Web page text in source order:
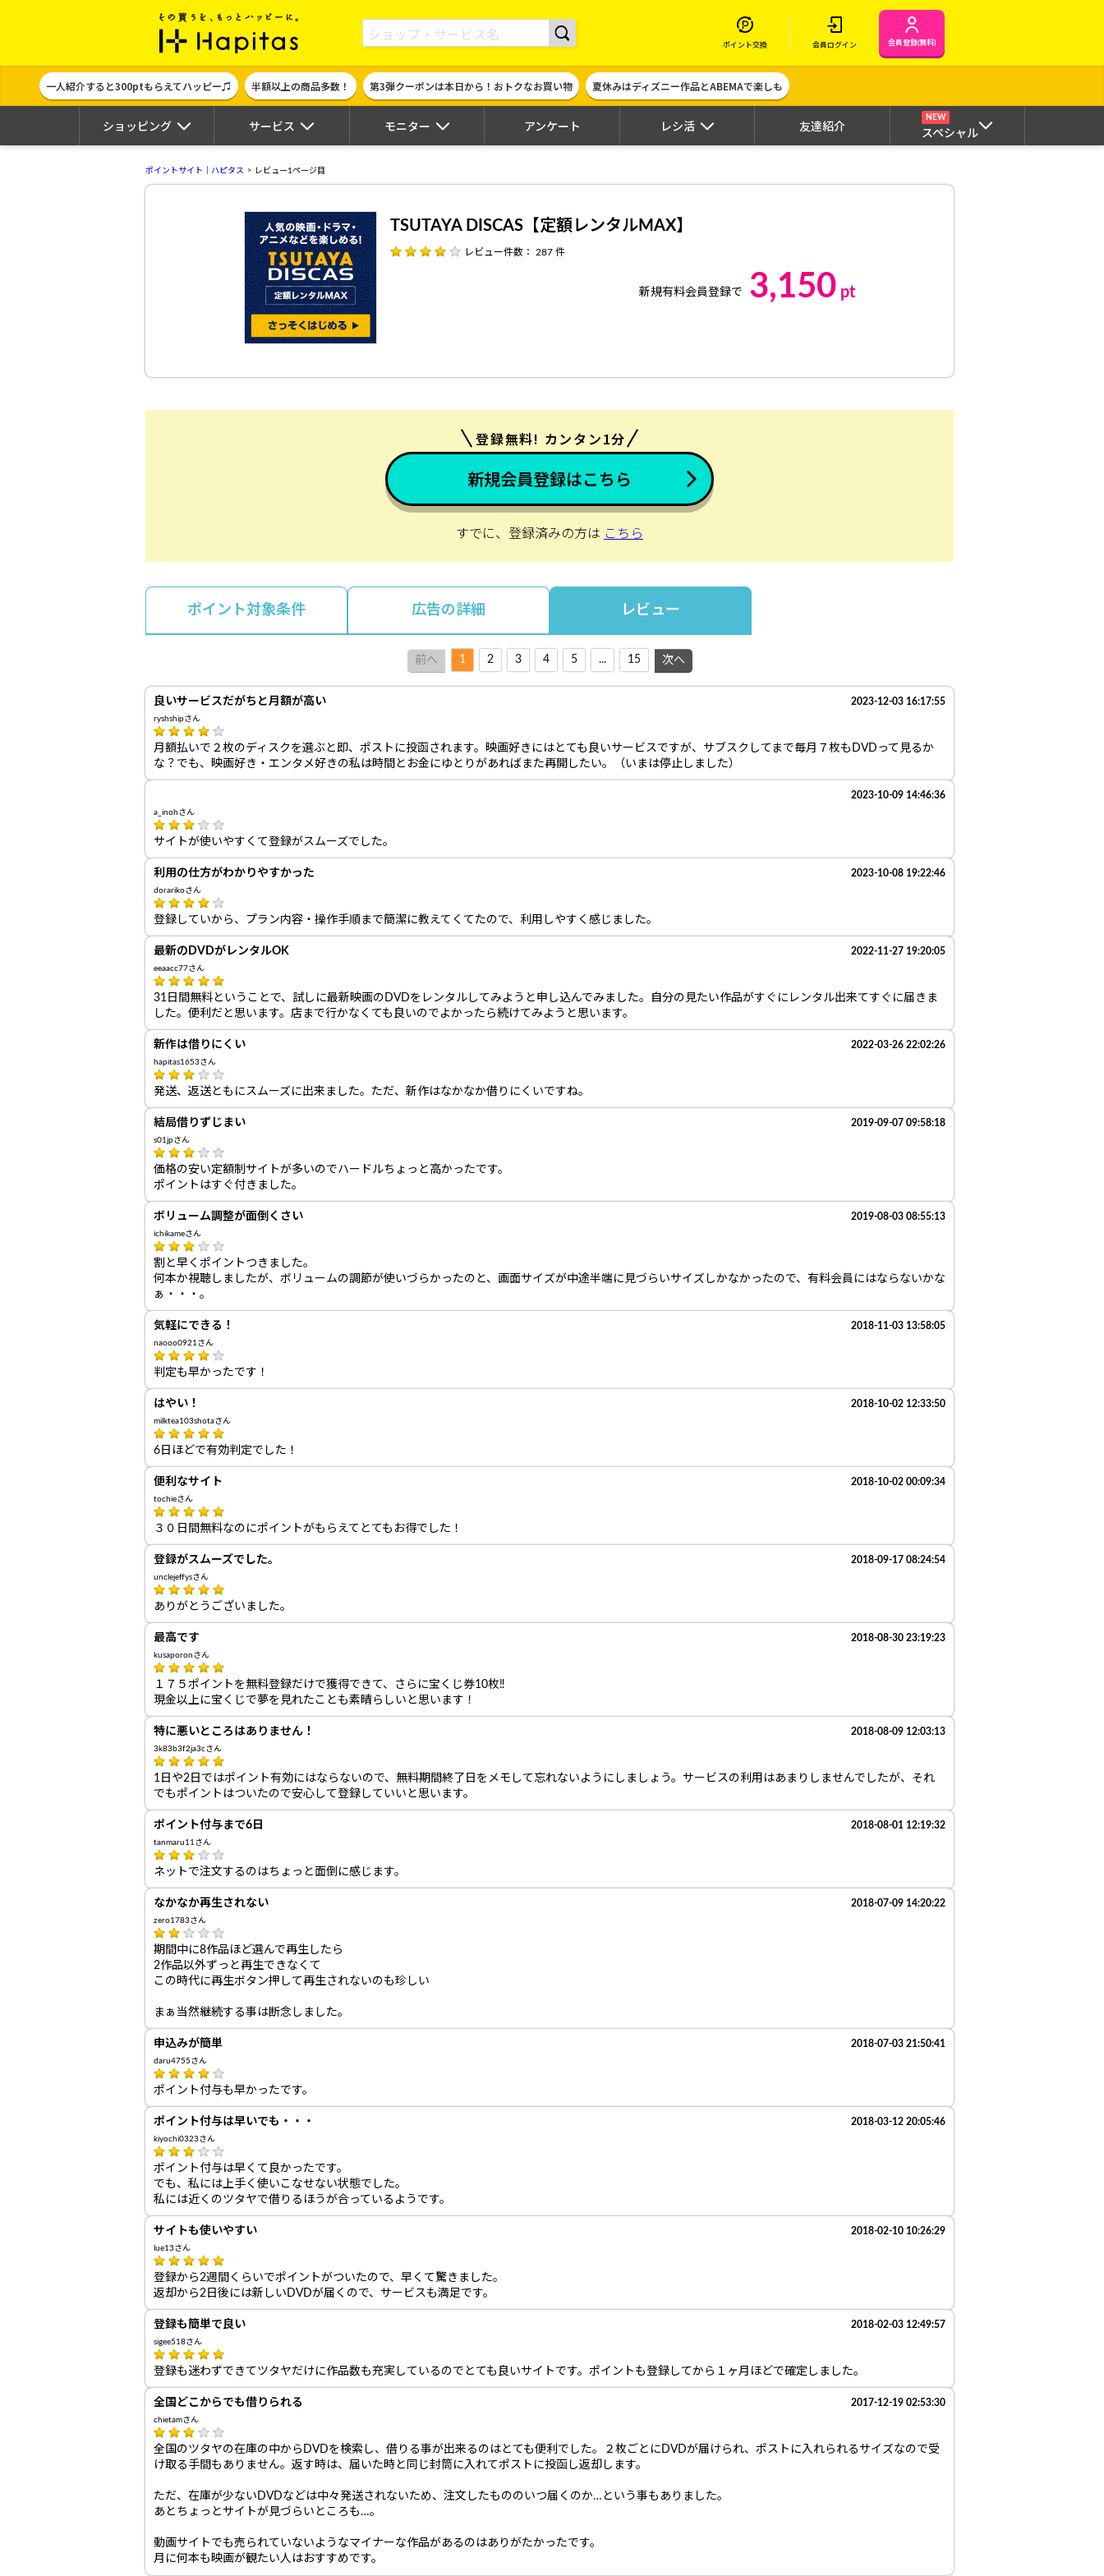
ポイント貯めて現金やギフト券に交換できるポイントサイト | ハピタス
ポイント交換 会員ログイン 会員登録(無料)
一人紹介すると300ptもらえてハッピー♫ 半額以上の商品多数！ 第3弾クーポンは本日から！おトクなお買い物 夏休みはディズニー作品とABEMAで楽しも
ショッピング サービス モニター アンケート レシ活 友達紹介
NEW
スペシャル
ポイントサイト｜ハピタス レビュー1ページ目
TSUTAYA DISCAS【定額レンタルMAX】
レビュー件数： 287 件
新規有料会員登録で 3,150 pt
登録無料! カンタン1分
新規会員登録はこちら
すでに、登録済みの方は こちら
ポイント対象条件 広告の詳細 レビュー
前へ 1 2 3 4 5 ... 15 次へ
良いサービスだがちと月額が高い 2023-12-03 16:17:55
ryshshipさん
月額払いで２枚のディスクを選ぶと即、ポストに投函されます。映画好きにはとても良いサービスですが、サブスクしてまで毎月７枚もDVDって見るか
な？でも、映画好き・エンタメ好きの私は時間とお金にゆとりがあればまた再開したい。（いまは停止しました）
2023-10-09 14:46:36
a_inohさん
サイトが使いやすくて登録がスムーズでした。
利用の仕方がわかりやすかった 2023-10-08 19:22:46
dorarikoさん
登録していから、プラン内容・操作手順まで簡潔に教えてくてたので、利用しやすく感じました。
最新のDVDがレンタルOK 2022-11-27 19:20:05
eeaacc77さん
31日間無料ということで、試しに最新映画のDVDをレンタルしてみようと申し込んでみました。自分の見たい作品がすぐにレンタル出来てすぐに届きま
した。便利だと思います。店まで行かなくても良いのでよかったら続けてみようと思います。
新作は借りにくい 2022-03-26 22:02:26
hapitas1653さん
発送、返送ともにスムーズに出来ました。ただ、新作はなかなか借りにくいですね。
結局借りずじまい 2019-09-07 09:58:18
s01jpさん
価格の安い定額制サイトが多いのでハードルちょっと高かったです。
ポイントはすぐ付きました。
ボリューム調整が面倒くさい 2019-08-03 08:55:13
ichikameさん
割と早くポイントつきました。
何本か視聴しましたが、ボリュームの調節が使いづらかったのと、画面サイズが中途半端に見づらいサイズしかなかったので、有料会員にはならないかな
ぁ・・・。
気軽にできる！ 2018-11-03 13:58:05
naooo0921さん
判定も早かったです！
はやい！ 2018-10-02 12:33:50
milktea103shotaさん
6日ほどで有効判定でした！
便利なサイト 2018-10-02 00:09:34
tochieさん
３０日間無料なのにポイントがもらえてとてもお得でした！
登録がスムーズでした。 2018-09-17 08:24:54
unclejeffysさん
ありがとうございました。
最高です 2018-08-30 23:19:23
kusaporonさん
１７５ポイントを無料登録だけで獲得できて、さらに宝くじ券10枚‼
現金以上に宝くじで夢を見れたことも素晴らしいと思います！
特に悪いところはありません！ 2018-08-09 12:03:13
3k83b3f2ja3cさん
1日や2日ではポイント有効にはならないので、無料期間終了日をメモして忘れないようにしましょう。サービスの利用はあまりしませんでしたが、それ
でもポイントはついたので安心して登録していいと思います。
ポイント付与まで6日 2018-08-01 12:19:32
tanmaru11さん
ネットで注文するのはちょっと面倒に感じます。
なかなか再生されない 2018-07-09 14:20:22
zero1783さん
期間中に8作品ほど選んで再生したら
2作品以外ずっと再生できなくて
この時代に再生ボタン押して再生されないのも珍しい
まぁ当然継続する事は断念しました。
申込みが簡単 2018-07-03 21:50:41
daru4755さん
ポイント付与も早かったです。
ポイント付与は早いでも・・・ 2018-03-12 20:05:46
kiyochi0323さん
ポイント付与は早くて良かったです。
でも、私には上手く使いこなせない状態でした。
私には近くのツタヤで借りるほうが合っているようです。
サイトも使いやすい 2018-02-10 10:26:29
lue13さん
登録から2週間くらいでポイントがついたので、早くて驚きました。
返却から2日後には新しいDVDが届くので、サービスも満足です。
登録も簡単で良い 2018-02-03 12:49:57
sigee518さん
登録も迷わずできてツタヤだけに作品数も充実しているのでとても良いサイトです。ポイントも登録してから１ヶ月ほどで確定しました。
全国どこからでも借りられる 2017-12-19 02:53:30
chietamさん
全国のツタヤの在庫の中からDVDを検索し、借りる事が出来るのはとても便利でした。２枚ごとにDVDが届けられ、ポストに入れられるサイズなので受
け取る手間もありません。返す時は、届いた時と同じ封筒に入れてポストに投函し返却します。
ただ、在庫が少ないDVDなどは中々発送されないため、注文したもののいつ届くのか…という事もありました。
あとちょっとサイトが見づらいところも…。
動画サイトでも売られていないようなマイナーな作品があるのはありがたかったです。
月に何本も映画が観たい人はおすすめです。